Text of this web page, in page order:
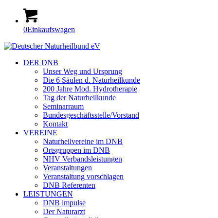
0Einkaufswagen
DER DNB
Unser Weg und Ursprung
Die 6 Säulen d. Naturheilkunde
200 Jahre Mod. Hydrotherapie
Tag der Naturheilkunde
Seminarraum
Bundesgeschäftsstelle/Vorstand
Kontakt
VEREINE
Naturheilvereine im DNB
Ortsgruppen im DNB
NHV Verbandsleistungen
Veranstaltungen
Veranstaltung vorschlagen
DNB Referenten
LEISTUNGEN
DNB impulse
Der Naturarzt